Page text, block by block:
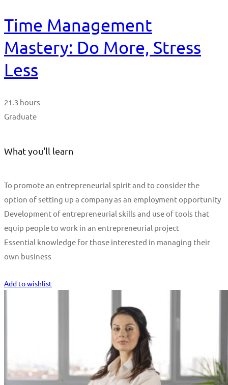
Time Management
Mastery: Do More, Stress
Less
21.3 hours
Graduate
What you'll learn
To promote an entrepreneurial spirit and to consider the
option of setting up a company as an employment opportunity
Development of entrepreneurial skills and use of tools that
equip people to work in an entrepreneurial project
Essential knowledge for those interested in managing their
own business
Add to wishlist